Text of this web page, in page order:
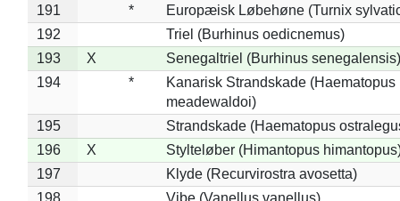
191
*
Europæisk Løbehøne (Turnix
192
Triel (Burhinus oedicnemus)
193
X
Senegaltriel (Burhinus senegalensis)
194
*
Kanarisk Strandskade (Haematopus
meadewaldoi)
195
Strandskade (Haematopus
196
X
Stylteløber (Himantopus
197
Klyde (Recurvirostra avosetta)
198
Vibe (Vanellus vanellus)